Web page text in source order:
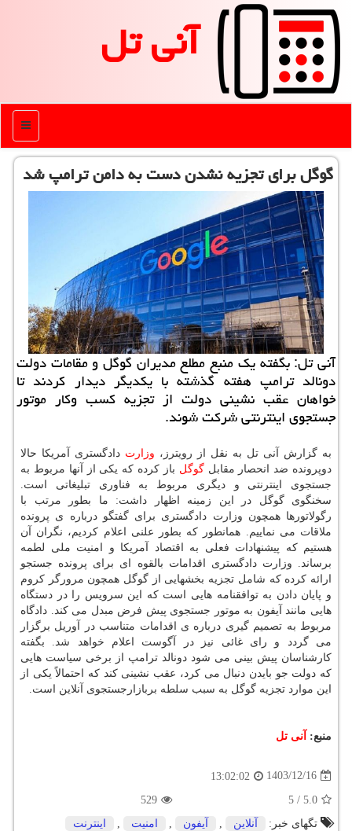
آنی تل
منو
گوگل برای تجزیه نشدن دست به دامن ترامپ شد
آنی تل: بگفته یک منبع مطلع مدیران گوگل و مقامات دولت
دونالد ترامپ هفته گذشته با یکدیگر دیدار کردند تا
خواهان عقب نشینی دولت از تجزیه کسب وکار موتور
جستجوی اینترنتی شرکت شوند.
به گزارش آنی تل به نقل از رویترز، وزارت دادگستری آمریکا حالا
دوپرونده ضد انحصار مقابلگوگل باز کرده که یکی از آنها مربوط به
جستجوی اینترنتی و دیگری مربوط به فناوری تبلیغاتی است.
سخنگوی گوگل در این زمینه اظهار داشت: ما بطور مرتب با
رگولاتورها همچون وزارت دادگستری برای گفتگو درباره ی پرونده
ملاقات می نماییم. همانطور که بطور علنی اعلام کردیم، نگران آن
هستیم که پیشنهادات فعلی به اقتصاد آمریکا و امنیت ملی لطمه
برساند. وزارت دادگستری اقدامات بالقوه ای برای پرونده جستجو
ارائه کرده که شامل تجزیه بخشهایی از گوگل همچون مرورگر کروم
و پایان دادن به توافقنامه هایی است که این سرویس را در دستگاه
هایی مانند آیفون به موتور جستجوی پیش فرض مبدل می کند. دادگاه
مربوط به تصمیم گیری درباره ی اقدامات متناسب در آوریل برگزار
می گردد و رای غائی نیز در آگوست اعلام خواهد شد. بگفته
کارشناسان پیش بینی می شود دونالد ترامپ از برخی سیاست هایی
که دولت جو بایدن دنبال می کرد، عقب نشینی کند که احتمالاً یکی از
این موارد تجزیه گوگل به سبب سلطه بربازارجستجوی آنلاین است.
منبع: آنی تل
1403/12/16
13:02:02
5.0
/
5
529
تگهای خبر:
آنلاین , آیفون , امنیت , اینترنت